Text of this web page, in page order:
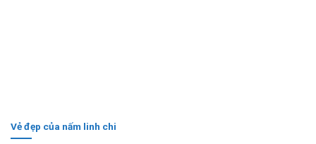
Vẻ đẹp của nấm linh chi